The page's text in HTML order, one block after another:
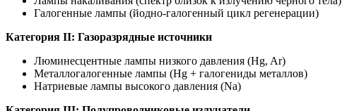
Галогенные лампы (йодно-галогенный цикл регенерации)
Категория II: Газоразрядные источники
Люминесцентные лампы низкого давления (Hg, Ar)
Металлогалогенные лампы (Hg + галогениды металлов)
Натриевые лампы высокого давления (Na)